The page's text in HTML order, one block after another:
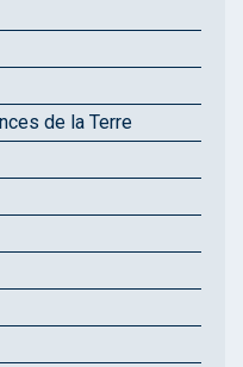
de la Terre